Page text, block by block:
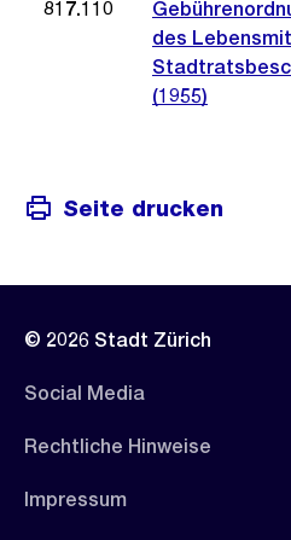
817.110
des
(1955)
Seite drucken
© 2026 Stadt Zürich
Social Media
Rechtliche Hinweise
Impressum